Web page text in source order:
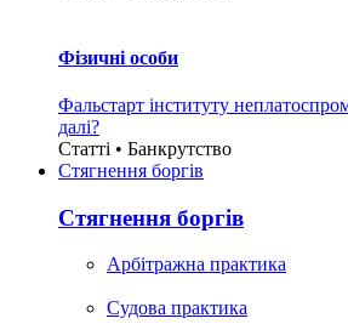
Фізичні особи
Фальстарт інституту
далі?
Статті • Банкрутство
Стягнення боргiв
Стягнення боргiв
Арбітражна практика
Судова практика